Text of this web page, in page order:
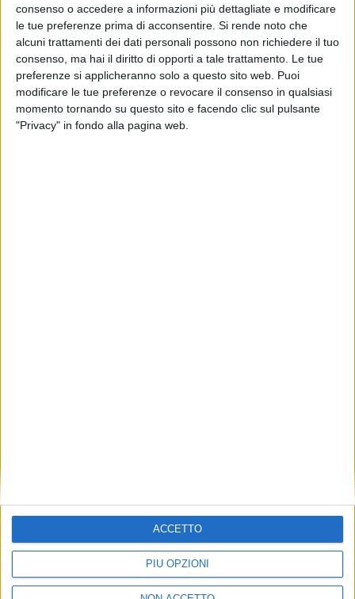
consenso o accedere a informazioni più dettagliate e modificare
le tue preferenze prima di acconsentire. Si rende noto che
alcuni trattamenti dei dati personali possono non richiedere il tuo
consenso, ma hai il diritto di opporti a tale trattamento. Le tue
preferenze si applicheranno solo a questo sito web. Puoi
modificare le tue preferenze o revocare il consenso in qualsiasi
momento tornando su questo sito e facendo clic sul pulsante
"Privacy" in fondo alla pagina web.
PIÙ OPZIONI
ACCETTO
Davide Bordoni confermato
15 MAGGIO 2026